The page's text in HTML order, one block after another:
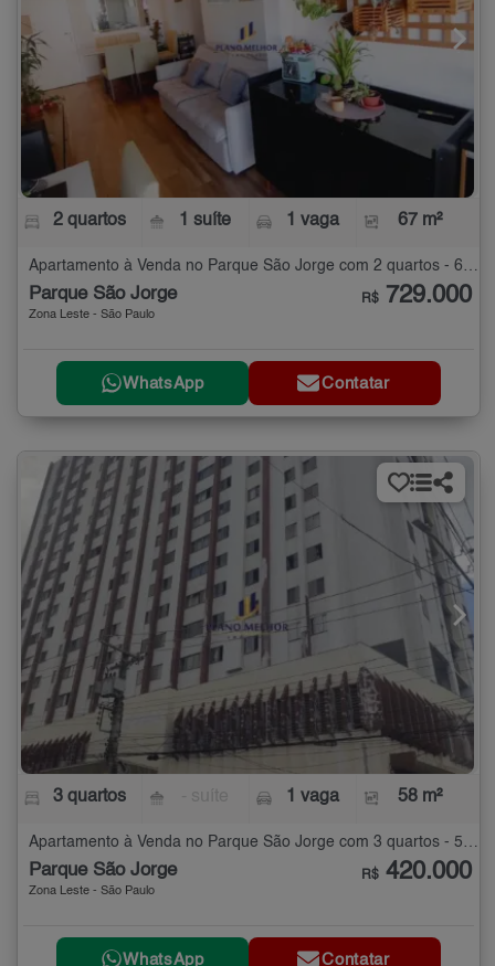
2 quartos 1 suíte 1 vaga 67 m²
Apartamento à Venda no Parque São Jorge com 2 quartos - 67 m²
Parque São Jorge
Zona Leste - São Paulo
R$ 729.000
WhatsApp Contatar
3 quartos 1 vaga 58 m²
Apartamento à Venda no Parque São Jorge com 3 quartos - 58 m²
Parque São Jorge
Zona Leste - São Paulo
R$ 420.000
WhatsApp Contatar